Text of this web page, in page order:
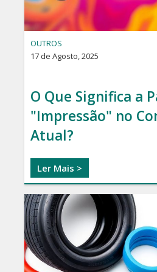
OUTROS
17 de Agosto, 2025
O Que Significa a
"Impressão" no
Atual?
Ler Mais >